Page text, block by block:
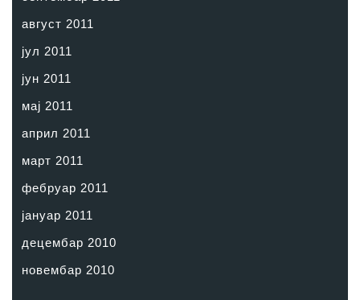
август 2011
јул 2011
јун 2011
мај 2011
април 2011
март 2011
фебруар 2011
јануар 2011
децембар 2010
новембар 2010